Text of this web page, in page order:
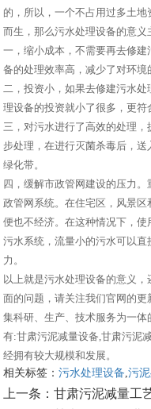
的，所以，一个不占用过多土
而生，那么污水处理设备的意义
一，缩小成本，不需要再去修
备的处理效率高，减少了对环境
二，投资小，如果去修建污水
理设备的投资就小了很多，更符
三，对污水进行了高效的处理
步处理，在进行灭菌杀毒后，
绿化带。
四，缓解市政管网建设的压力
政管网系统。在住宅区，风景
便也不经济。在这种情况下，
污水系统，流量小的污水可以
力。
以上就是污水处理设备的意义，
面的问题，请关注我们官网的更
集科研、生产、技术服务为一
有:甘肃污泥减量设备,甘肃污泥
经拥有较大规模和发展。
相关标签：污水处理设备 ,污
上一条：甘肃污泥减量工